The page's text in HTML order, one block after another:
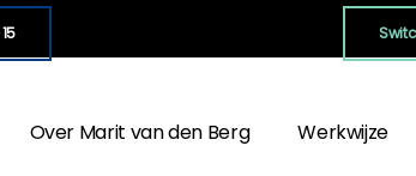
Over Marit van den Berg Werkwijze